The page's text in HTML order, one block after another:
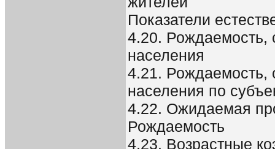
Показатели
4.20. Рождаемость,
населения
4.21. Рождаемость,
населения по
4.22. Ожидаемая
Рождаемость
4.23. Возрастные